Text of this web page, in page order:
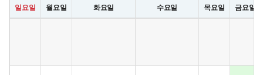
일요일 월요일 화요일 수요일 목요일 금요일